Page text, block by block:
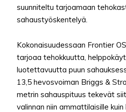
suunniteltu tarjoamaan
sahaustyöskentelyä.
Kokonaisuudessaan Frontier
tarjoaa tehokkuutta,
luotettavuutta puun
13,5 hevosvoiman Briggs &
metrin sahauspituus tekevät
valinnan niin ammattilaisille kuin